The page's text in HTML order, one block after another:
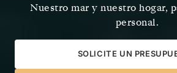
Nuestro mar y nuestro hogar,
personal.
SOLICITE UN